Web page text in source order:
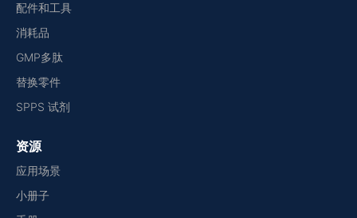
配件和工具
消耗品
GMP多肽
替换零件
SPPS 试剂
资源
应用场景
小册子